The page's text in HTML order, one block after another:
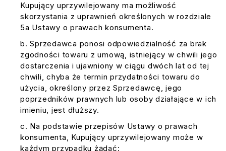
Kupujący uprzywilejowany ma możliwość
skorzystania z uprawnień określonych w rozdziale
5a Ustawy o prawach konsumenta.
Sprzedawca ponosi odpowiedzialność za brak
zgodności towaru z umową, istniejący w chwili jego
dostarczenia i ujawniony w ciągu dwóch lat od tej
chwili, chyba że termin przydatności towaru do
użycia, określony przez Sprzedawcę, jego
poprzedników prawnych lub osoby działające w ich
imieniu, jest dłuższy.
Na podstawie przepisów Ustawy o prawach
konsumenta, Kupujący uprzywilejowany może w
każdym przypadku żądać: